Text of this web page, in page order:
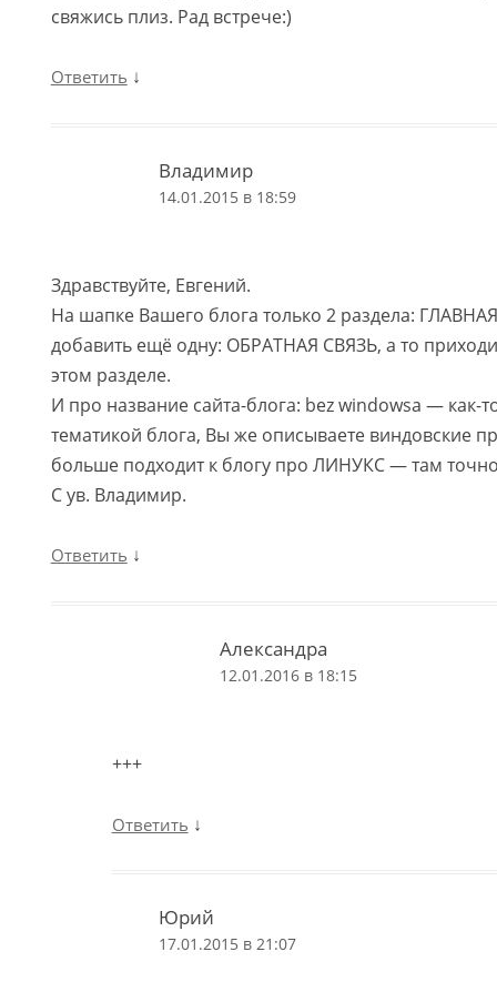
свяжись плиз. Рад встрече:)
Ответить ↓
Владимир
14.01.2015 в 18:59
Здравствуйте, Евгений.
На шапке Вашего блога только 2 раздела:
добавить ещё одну: ОБРАТНАЯ СВЯЗЬ, а то
этом разделе.
И про название сайта-блога: bez windowsa — как-
тематикой блога, Вы же описываете виндовские
больше подходит к блогу про ЛИНУКС — там
С ув. Владимир.
Ответить ↓
Александра
12.01.2016 в 18:15
+++
Ответить ↓
Юрий
17.01.2015 в 21:07